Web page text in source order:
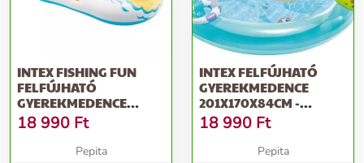
INTEX FISHING FUN
FELFÚJHATÓ
GYEREKMEDENCE
218X188X99CM -
TENGERP...
18 990 Ft
Pepita
INTEX FELFÚJHATÓ
GYEREKMEDENCE
201X170X84CM -
ALIGÁTOR (57165NP)
18 990 Ft
Pepita